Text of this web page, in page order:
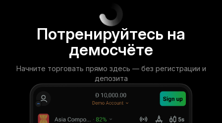
Потренируйтесь на
демосчёте
Начните торговать прямо здесь — без регистрации и
депозита